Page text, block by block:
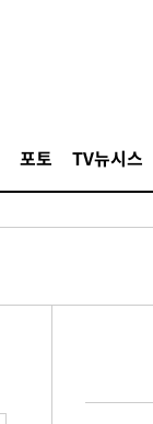
포토 TV뉴시스